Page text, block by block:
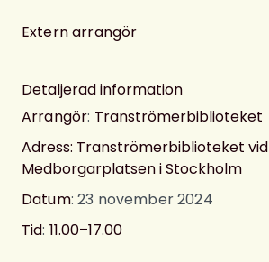
Extern arrangör
Detaljerad information
Arrangör: Tranströmerbiblioteket
Adress: Tranströmerbiblioteket vid
Medborgarplatsen i Stockholm
Datum: 23 november 2024
Tid: 11.00–17.00